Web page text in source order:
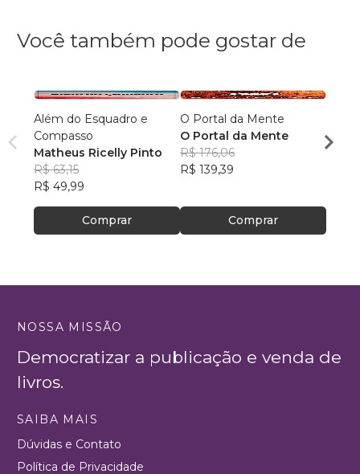
Você também pode gostar de
Além do Esquadro e
Compasso
Matheus Ricelly Pinto
R$ 63,15
R$ 49,99
Comprar
O Portal da Mente
O Portal da Mente
R$ 176,06
R$ 139,39
Comprar
NOSSA MISSÃO
Democratizar a publicação e venda de
livros.
SAIBA MAIS
Dúvidas e Contato
Política de Privacidade